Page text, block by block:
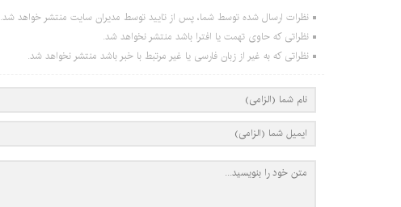
نظرات ارسال شده توسط شما، پس از تایید توسط مدیران سایت منتشر خواهد شد.
نظراتی که حاوی تهمت یا افترا باشد منتشر نخواهد شد.
نظراتی که به غیر از زبان فارسی یا غیر مرتبط با خبر باشد منتشر نخواهد شد.